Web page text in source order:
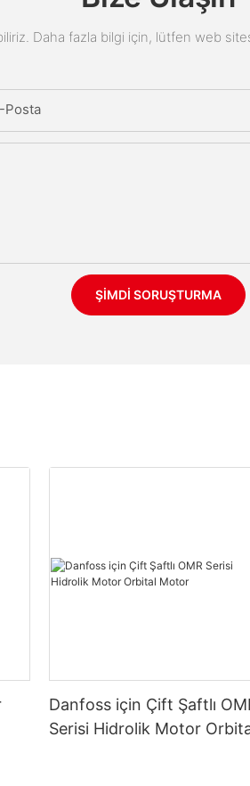
Daha fazla bilgi için, lütfen web
Posta
ŞIMDI SORUŞTURMA
Danfoss için Çift Şaftlı
Serisi Hidrolik Motor